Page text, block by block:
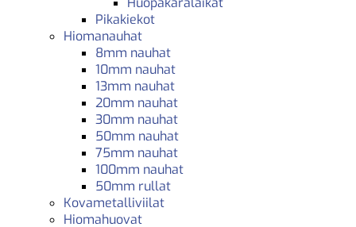
Pikakiekot
Hiomanauhat
8mm nauhat
10mm nauhat
13mm nauhat
20mm nauhat
30mm nauhat
50mm nauhat
75mm nauhat
100mm nauhat
50mm rullat
Kovametalliviilat
Hiomahuovat